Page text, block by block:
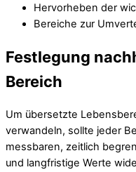
Hervorheben der
Bereiche zur
Festlegung
Bereich
Um übersetzte
verwandeln, sollte jeder
messbaren, zeitlich
und langfristige Werte